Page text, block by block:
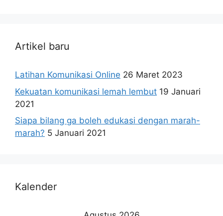
Artikel baru
Latihan Komunikasi Online 26 Maret 2023
Kekuatan komunikasi lemah lembut 19 Januari
2021
Siapa bilang ga boleh edukasi dengan marah-
marah? 5 Januari 2021
Kalender